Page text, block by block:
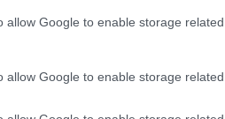
allow Google to enable storage
allow Google to enable storage
azt is, hogy
valódi demokratáról van
mutatja meg